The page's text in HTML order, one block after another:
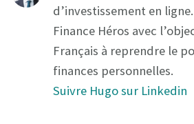
d’investissement en
Finance Héros avec
Français à reprendre le
finances personnelles.
Suivre Hugo sur Linkedin